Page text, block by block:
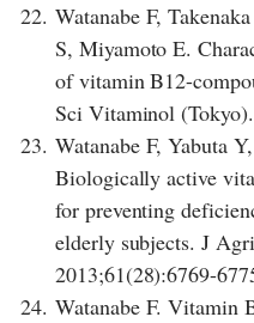
22. Watanabe F,
S, Miyamoto E.
of vitamin B12-
Sci Vitaminol
23. Watanabe F, Yabuta
Biologically active
for preventing
elderly subjects. J
2013;61(28):6769-
24. Watanabe F. Vitamin